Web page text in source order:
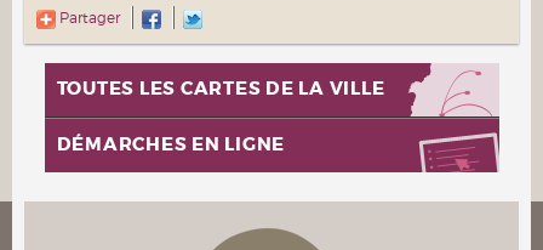
Partager
TOUTES LES CARTES DE LA VILLE
DÉMARCHES EN LIGNE